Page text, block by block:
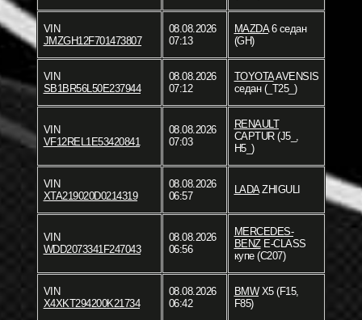
VIN
JMZGH12F701473807
08.08.2026
07:13
MAZDA6 седан
(GH)
VIN
SB1BR56L50E237944
08.08.2026
07:12
TOYOTAAVENSIS
седан (_T25_)
VIN
VF12REL1E53420841
08.08.2026
07:03
RENAULT
CAPTUR (J5_,
H5_)
VIN
XTA219020D0214319
08.08.2026
06:57
LADAZHIGULI
VIN
WDD2073341F247043
08.08.2026
06:56
MERCEDES-
BENZE-CLASS
купе (C207)
VIN
X4XKT294200K21734
08.08.2026
06:42
BMWX5 (F15,
F85)